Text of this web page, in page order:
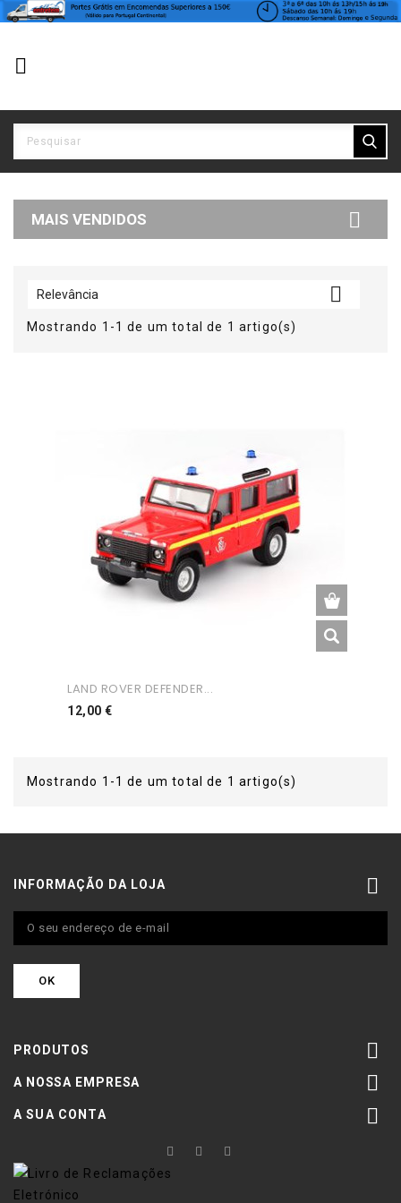

MAIS VENDIDOS 
Relevância 
Mostrando 1-1 de um total de 1 artigo(s)
LAND ROVER DEFENDER...
12,00 €Preço
Mostrando 1-1 de um total de 1 artigo(s)
INFORMAÇÃO DA LOJA 
PRODUTOS 
A NOSSA EMPRESA 
A SUA CONTA 